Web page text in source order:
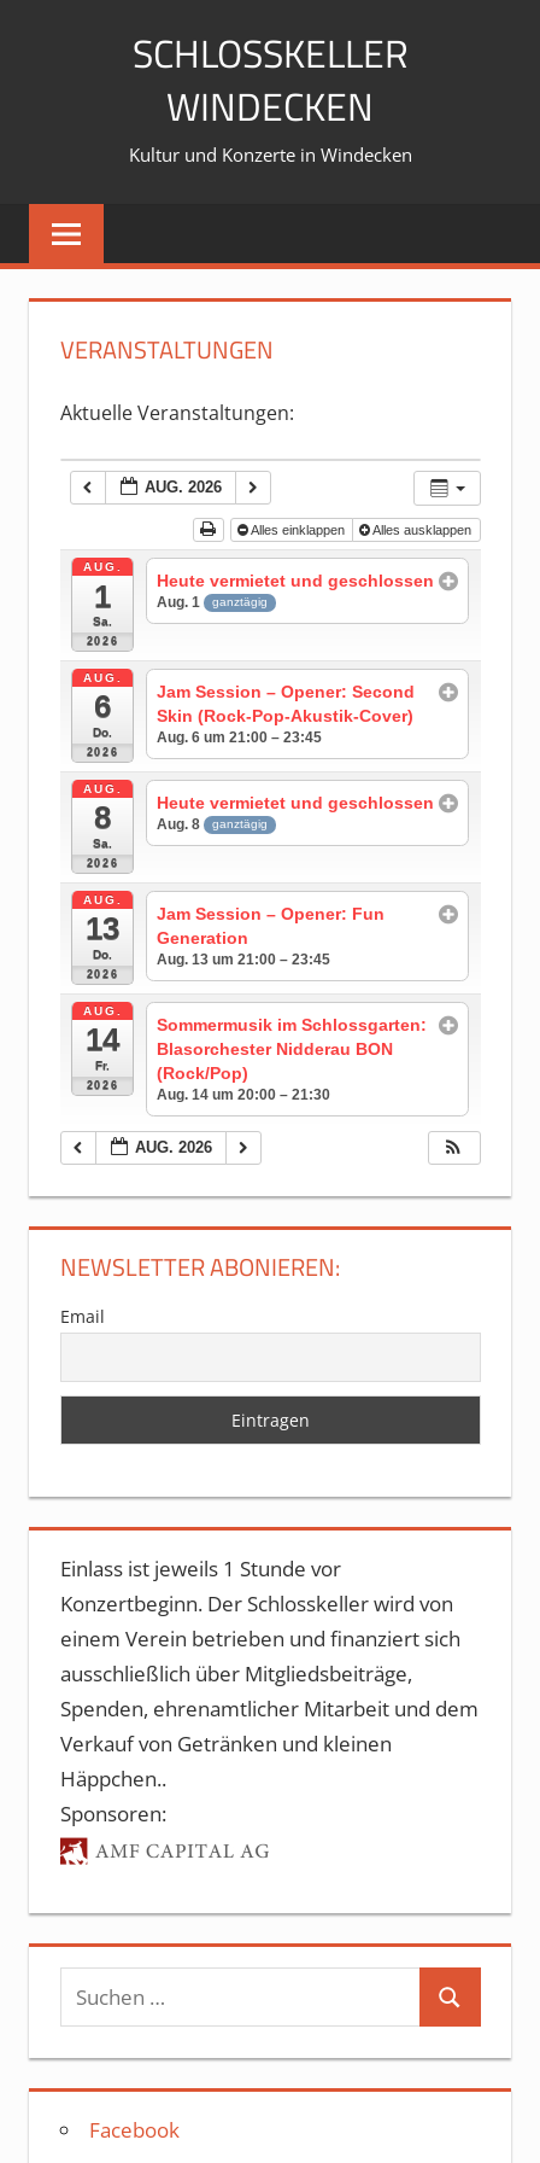
SCHLOSSKELLER
WINDECKEN
Kultur und Konzerte in Windecken
VERANSTALTUNGEN
Aktuelle Veranstaltungen:
AUG. 2026
Alles einklappen Alles ausklappen
AUG.
1
Sa.
2026
Heute vermietet und geschlossen
Aug. 1 ganztägig
AUG.
6
Do.
2026
Jam Session – Opener: Second
Skin (Rock-Pop-Akustik-Cover)
Aug. 6 um 21:00 – 23:45
AUG.
8
Sa.
2026
Heute vermietet und geschlossen
Aug. 8 ganztägig
AUG.
13
Do.
2026
Jam Session – Opener: Fun
Generation
Aug. 13 um 21:00 – 23:45
AUG.
14
Fr.
2026
Sommermusik im Schlossgarten:
Blasorchester Nidderau BON
(Rock/Pop)
Aug. 14 um 20:00 – 21:30
AUG. 2026
NEWSLETTER ABONIEREN:
Email
Einlass ist jeweils 1 Stunde vor
Konzertbeginn. Der Schlosskeller wird von
einem Verein betrieben und finanziert sich
ausschließlich über Mitgliedsbeiträge,
Spenden, ehrenamtlicher Mitarbeit und dem
Verkauf von Getränken und kleinen
Häppchen..
Sponsoren:
Suchen
nach:
Suchen
Facebook